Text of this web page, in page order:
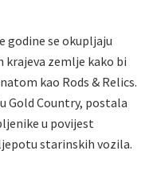
godine se okupljaju
zemlje kako bi
kao Rods & Relics.
Gold Country, postala
u povijest
starinskih vozila.